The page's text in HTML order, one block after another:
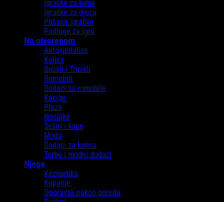
Igračke za bebe
Igračke za djecu
Plišane igračke
Podloge za igru
Na otvorenom
Autosjedalice
Kolica
Bicikli i Tricikli
Romobili
Dodaci za romobile
Kacige
Plaža
Nosiljke
Šeširi i kape
Moda
Dodaci za kolica
Torbe i modni dodaci
Njega
Kozmetika
Kupanje
Oporavak nakon poroda